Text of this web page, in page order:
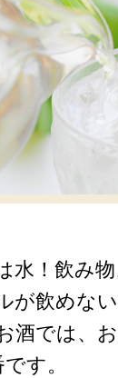
水！飲み
が飲めな
酒では、
す。